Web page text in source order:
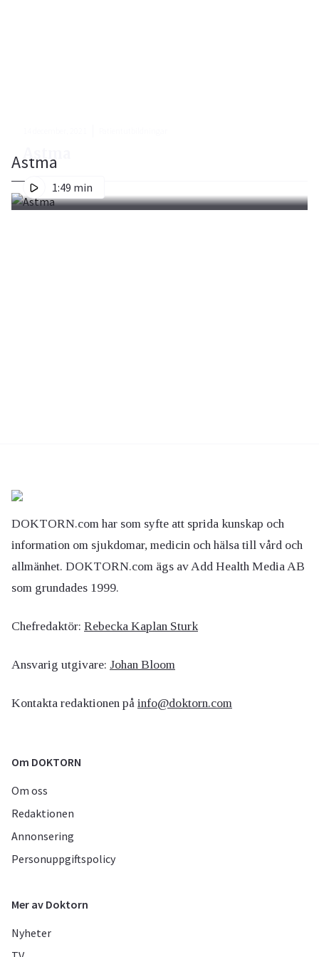
Astma
1:49 min
DOKTORN.com har som syfte att sprida kunskap och
information om sjukdomar, medicin och hälsa till vård och
allmänhet. DOKTORN.com ägs av Add Health Media AB
som grundades 1999.
Chefredaktör: Rebecka Kaplan Sturk
Ansvarig utgivare: Johan Bloom
Kontakta redaktionen på info@doktorn.com
Om DOKTORN
Om oss
Redaktionen
Annonsering
Personuppgiftspolicy
Mer av Doktorn
Nyheter